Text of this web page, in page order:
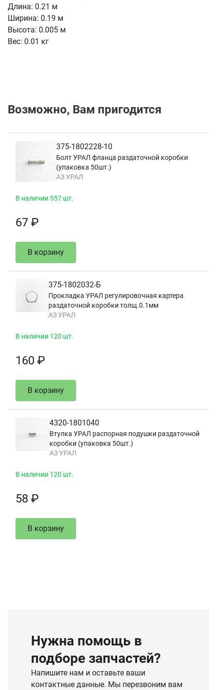
Длина: 0.21 м
Ширина: 0.19 м
Высота: 0.005 м
Вес: 0.01 кг
Возможно, Вам пригодится
375-1802228-10
Болт УРАЛ фланца раздаточной коробки
(упаковка 50шт.)
АЗ УРАЛ
В наличии 557 шт.
67 ₽
В корзину
375-1802032-Б
Прокладка УРАЛ регулировочная картера
раздаточной коробки толщ.0.1мм
АЗ УРАЛ
В наличии 120 шт.
160 ₽
В корзину
4320-1801040
Втулка УРАЛ распорная подушки раздаточной
коробки (упаковка 50шт.)
АЗ УРАЛ
В наличии 120 шт.
58 ₽
В корзину
Нужна помощь в
подборе запчастей?
Напишите нам и оставьте ваши
контактные данные. Мы перезвоним вам